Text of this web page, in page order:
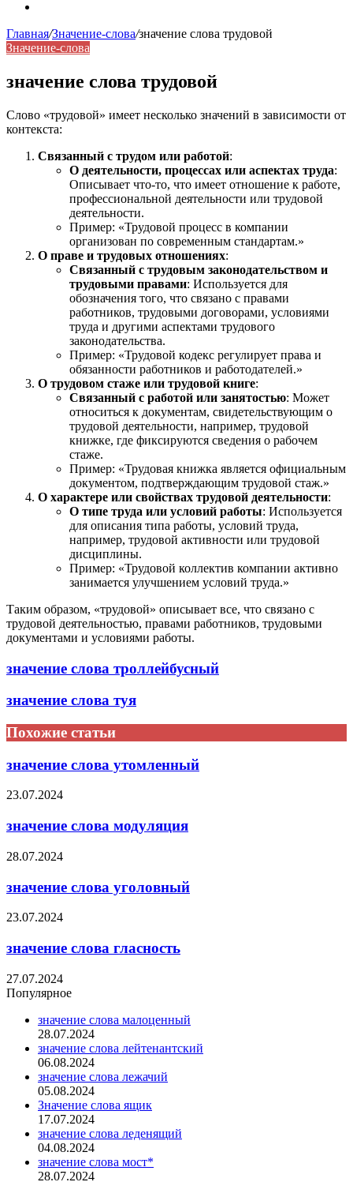
Главная/Значение-слова/значение слова трудовой
Значение-слова
значение слова трудовой
Слово «трудовой» имеет несколько значений в зависимости от
контекста:
Связанный с трудом или работой:
О деятельности, процессах или аспектах труда:
Описывает что-то, что имеет отношение к работе,
профессиональной деятельности или трудовой
деятельности.
Пример: «Трудовой процесс в компании
организован по современным стандартам.»
О праве и трудовых отношениях:
Связанный с трудовым законодательством и
трудовыми правами: Используется для
обозначения того, что связано с правами
работников, трудовыми договорами, условиями
труда и другими аспектами трудового
законодательства.
Пример: «Трудовой кодекс регулирует права и
обязанности работников и работодателей.»
О трудовом стаже или трудовой книге:
Связанный с работой или занятостью: Может
относиться к документам, свидетельствующим о
трудовой деятельности, например, трудовой
книжке, где фиксируются сведения о рабочем
стаже.
Пример: «Трудовая книжка является официальным
документом, подтверждающим трудовой стаж.»
О характере или свойствах трудовой деятельности:
О типе труда или условий работы: Используется
для описания типа работы, условий труда,
например, трудовой активности или трудовой
дисциплины.
Пример: «Трудовой коллектив компании активно
занимается улучшением условий труда.»
Таким образом, «трудовой» описывает все, что связано с
трудовой деятельностью, правами работников, трудовыми
документами и условиями работы.
значение слова троллейбусный
значение слова туя
Похожие статьи
значение слова утомленный
23.07.2024
значение слова модуляция
28.07.2024
значение слова уголовный
23.07.2024
значение слова гласность
27.07.2024
Популярное
значение слова малоценный
28.07.2024
значение слова лейтенантский
06.08.2024
значение слова лежачий
05.08.2024
Значение слова ящик
17.07.2024
значение слова леденящий
04.08.2024
значение слова мост*
28.07.2024